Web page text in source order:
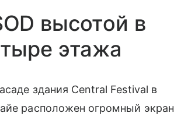
высотой в
этажа
здания Central Festival в
расположен огромный экран